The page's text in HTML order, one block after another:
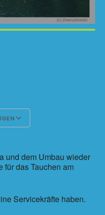
und dem Umbau wieder
für das Tauchen am
Servicekräfte haben.